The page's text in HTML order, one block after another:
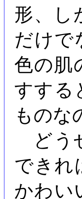
形、し
だけで
色の肌
すする
ものな
どう
できれ
かわい